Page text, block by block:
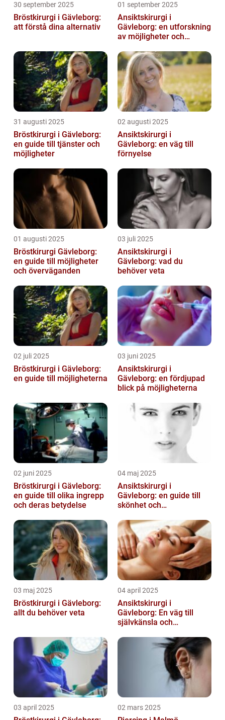
30 september 2025
Bröstkirurgi i Gävleborg:
att förstå dina alternativ
01 september 2025
Ansiktskirurgi i
Gävleborg: en utforskning
av möjligheter och
31 augusti 2025
Bröstkirurgi i Gävleborg:
en guide till tjänster och
möjligheter
02 augusti 2025
Ansiktskirurgi i
Gävleborg: en väg till
förnyelse
01 augusti 2025
Bröstkirurgi Gävleborg:
en guide till möjligheter
och överväganden
03 juli 2025
Ansiktskirurgi i
Gävleborg: vad du
behöver veta
02 juli 2025
Bröstkirurgi i Gävleborg:
en guide till möjligheterna
03 juni 2025
Ansiktskirurgi i
Gävleborg: en fördjupad
blick på möjligheterna
02 juni 2025
Bröstkirurgi i Gävleborg:
en guide till olika ingrepp
och deras betydelse
04 maj 2025
Ansiktskirurgi i
Gävleborg: en guide till
skönhet och
03 maj 2025
Bröstkirurgi i Gävleborg:
allt du behöver veta
04 april 2025
Ansiktskirurgi i
Gävleborg: En väg till
självkänsla och
03 april 2025 02 mars 2025